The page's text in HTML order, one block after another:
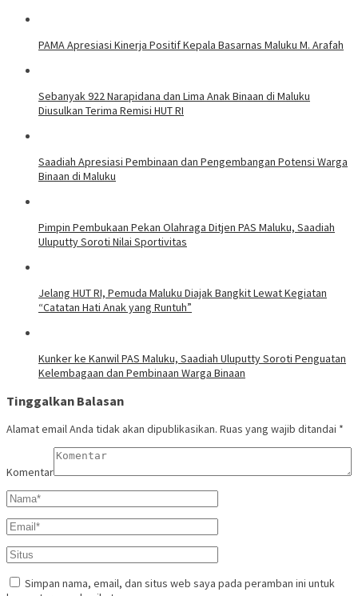
PAMA Apresiasi Kinerja Positif Kepala Basarnas Maluku M. Arafah
Sebanyak 922 Narapidana dan Lima Anak Binaan di Maluku
Diusulkan Terima Remisi HUT RI
Saadiah Apresiasi Pembinaan dan Pengembangan Potensi Warga
Binaan di Maluku
Pimpin Pembukaan Pekan Olahraga Ditjen PAS Maluku, Saadiah
Uluputty Soroti Nilai Sportivitas
Jelang HUT RI, Pemuda Maluku Diajak Bangkit Lewat Kegiatan
“Catatan Hati Anak yang Runtuh”
Kunker ke Kanwil PAS Maluku, Saadiah Uluputty Soroti Penguatan
Kelembagaan dan Pembinaan Warga Binaan
Tinggalkan Balasan
Alamat email Anda tidak akan dipublikasikan. Ruas yang wajib ditandai *
Komentar
Simpan nama, email, dan situs web saya pada peramban ini untuk